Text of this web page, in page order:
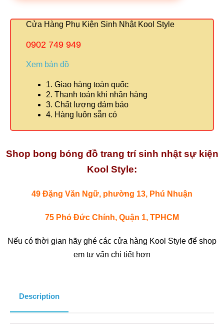
Cửa Hàng Phụ Kiện Sinh Nhật Kool Style
0902 749 949
Xem bản đồ
1. Giao hàng toàn quốc
2. Thanh toán khi nhận hàng
3. Chất lượng đảm bảo
4. Hàng luôn sẵn có
Shop bong bóng đồ trang trí sinh nhật sự kiện
Kool Style:
49 Đặng Văn Ngữ, phường 13, Phú Nhuận
75 Phó Đức Chính, Quận 1, TPHCM
Nếu có thời gian hãy ghé các cửa hàng Kool Style để shop
em tư vấn chi tiết hơn
Description